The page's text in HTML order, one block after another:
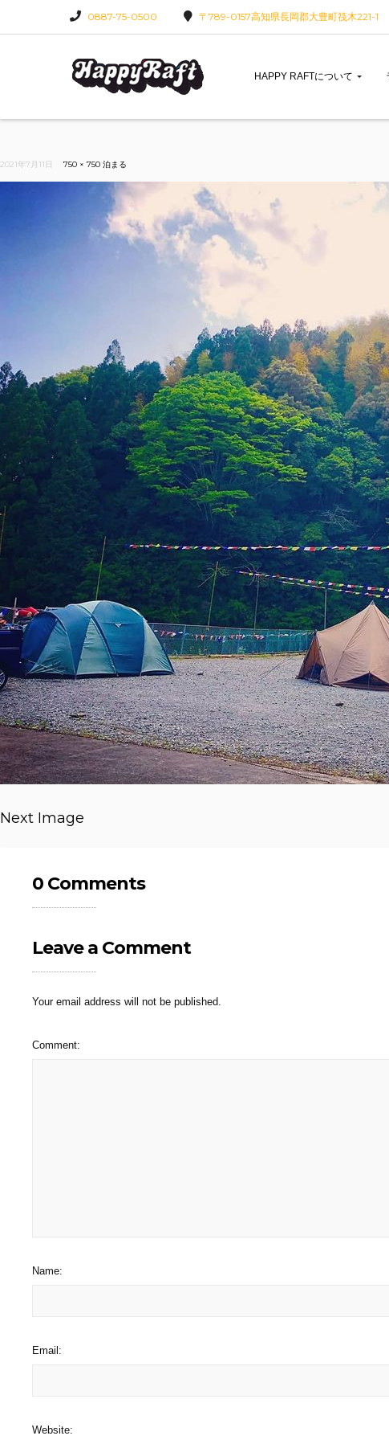
0887-75-0500 〒789-0157高知県長岡郡大豊町筏木221-1
HAPPY RAFTについて
2021年7月11日 750 × 750 泊まる
Next Image
0 Comments
Leave a Comment
Your email address will not be published.
Comment:
Name:
Email:
Website: